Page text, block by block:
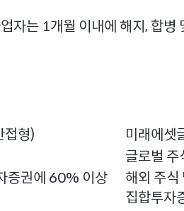
는 1개월 이내에 해지, 합병
접형)
미래에셋
글로벌 주
증권에 60% 이상
해외 주
집합투자